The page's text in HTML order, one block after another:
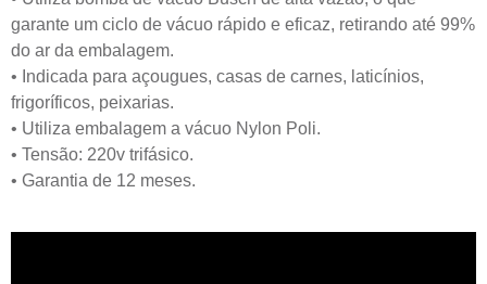
garante um ciclo de vácuo rápido e eficaz, retirando até 99%
do ar da embalagem.
• Indicada para açougues, casas de carnes, laticínios,
frigoríficos, peixarias.
• Utiliza embalagem a vácuo Nylon Poli.
• Tensão: 220v trifásico.
• Garantia de 12 meses.